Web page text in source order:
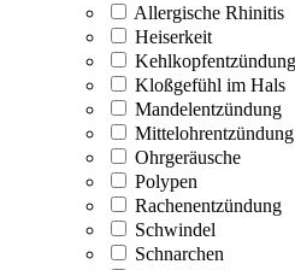
Allergische Rhinitis
Heiserkeit
Kehlkopfentzündung
Kloßgefühl im Hals
Mandelentzündung
Mittelohrentzündung
Ohrgeräusche
Polypen
Rachenentzündung
Schwindel
Schnarchen